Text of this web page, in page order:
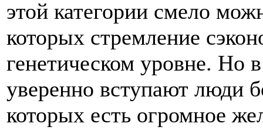
этой категории смело
которых стремление
генетическом уровне. Но
уверенно вступают люди
которых есть огромное